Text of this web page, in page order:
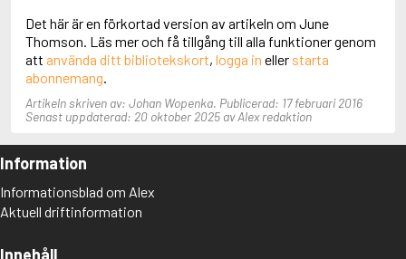
Ackebo, Lena
Acker, Kathy
Ackroyd, Peter
Adam de la Halle
Adamov, Arthur
Adams, Douglas
Adams, Richard
Adbåge, Emma
Adbåge, Lisen
Det här är en förkortad version av artikeln om June
Thomson. Läs mer och få tillgång till alla funktioner genom
att använda ditt bibliotekskort, logga in eller starta
abonnemang.
Artikeln skriven av: Johan Wopenka. Publicerad: 17 februari 2016
Senast uppdaterad: 20 oktober 2025 av Alex redaktion
Information
Informationsblad om Alex
Aktuell driftinformation
Innehåll